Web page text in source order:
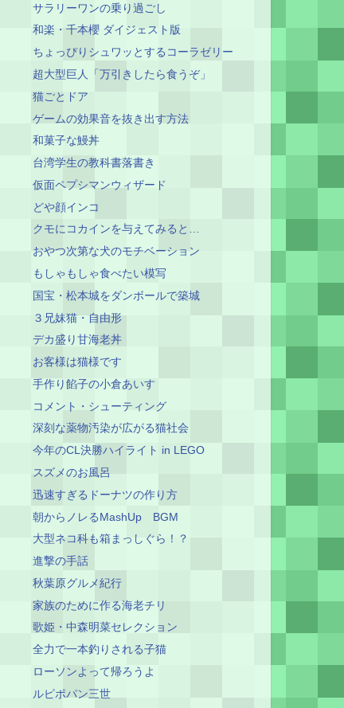
サラリーワンの乗り過ごし
和楽・千本櫻 ダイジェスト版
ちょっぴりシュワッとするコーラゼリー
超大型巨人「万引きしたら食うぞ」
猫ごとドア
ゲームの効果音を抜き出す方法
和菓子な鰻丼
台湾学生の教科書落書き
仮面ペプシマンウィザード
どや顔インコ
クモにコカインを与えてみると…
おやつ次第な犬のモチベーション
もしゃもしゃ食べたい模写
国宝・松本城をダンボールで築城
３兄妹猫・自由形
デカ盛り甘海老丼
お客様は猫様です
手作り餡子の小倉あいす
コメント・シューティング
深刻な薬物汚染が広がる猫社会
今年のCL決勝ハイライト in LEGO
スズメのお風呂
迅速すぎるドーナツの作り方
朝からノレるMashUp BGM
大型ネコ科も箱まっしぐら！？
進撃の手話
秋葉原グルメ紀行
家族のために作る海老チリ
歌姫・中森明菜セレクション
全力で一本釣りされる子猫
ローソンよって帰ろうよ
ルピポパン三世